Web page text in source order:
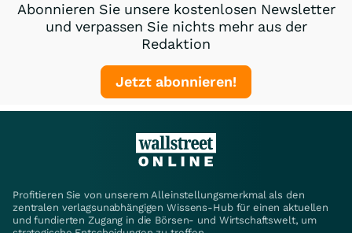
Abonnieren Sie unsere kostenlosen Newsletter
und verpassen Sie nichts mehr aus der
Redaktion
Jetzt abonnieren!
Profitieren Sie von unserem Alleinstellungsmerkmal als den
zentralen verlagsunabhängigen Wissens-Hub für einen aktuellen
und fundierten Zugang in die Börsen- und Wirtschaftswelt, um